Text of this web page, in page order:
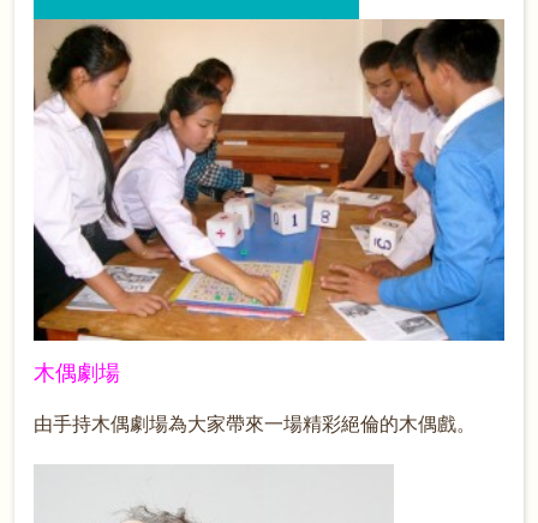
木偶劇場
由手持木偶劇場為大家帶來一場精彩絕倫的木偶戲。